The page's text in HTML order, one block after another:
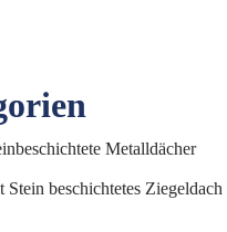
Metalldächer
Stein beschichtetes Ziegeldach